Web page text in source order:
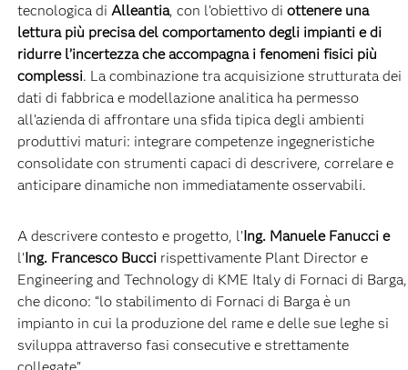
tecnologica di Alleantia, con l’obiettivo di ottenere una
lettura più precisa del comportamento degli impianti e di
ridurre l’incertezza che accompagna i fenomeni fisici più
complessi. La combinazione tra acquisizione strutturata dei
dati di fabbrica e modellazione analitica ha permesso
all’azienda di affrontare una sfida tipica degli ambienti
produttivi maturi: integrare competenze ingegneristiche
consolidate con strumenti capaci di descrivere, correlare e
anticipare dinamiche non immediatamente osservabili.
A descrivere contesto e progetto, l’Ing. Manuele Fanucci e
l’Ing. Francesco Bucci rispettivamente Plant Director e
Engineering and Technology di KME Italy di Fornaci di Barga,
che dicono: “lo stabilimento di Fornaci di Barga è un
impianto in cui la produzione del rame e delle sue leghe si
sviluppa attraverso fasi consecutive e strettamente
collegate".